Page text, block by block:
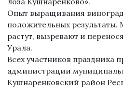
Опыт выращивания
положительных результаты.
растут, вызревают и
Урала.
Всех участников праздника
администрации
Кушнаренковский район